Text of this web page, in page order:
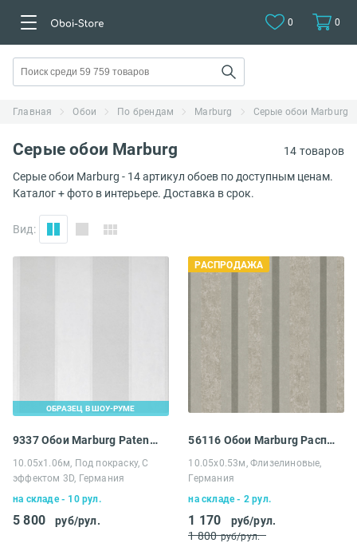
0 0
Главная Обои По брендам Marburg Серые обои Marburg
Серые обои Marburg
14 товаров
Серые обои Marburg - 14 артикул обоев по доступным ценам.
Каталог + фото в интерьере. Доставка в срок.
Вид:
ОБРАЗЕЦ В ШОУ-РУМЕ
9337 Обои Marburg Patent Decor 3D
10.05х1.06м, Под покраску, С
эффектом 3D, Германия
на складе - 10 рул.
5 800 руб/рул.
РАСПРОДАЖА
56116 Обои Marburg Распродажа
10.05х0.53м, Флизелиновые,
Германия
на складе - 2 рул.
1 170
руб/рул.
1 800 руб/рул.